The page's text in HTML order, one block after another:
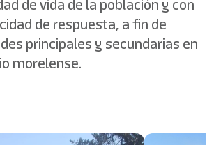
de vida de la población y con
de respuesta, a fin de
principales y secundarias en
morelense.